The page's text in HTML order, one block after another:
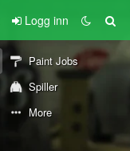
Logg inn
Paint Jobs
Spiller
More